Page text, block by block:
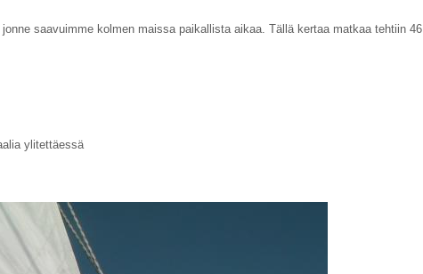
saavuimme kolmen maissa paikallista aikaa. Tällä kertaa matkaa tehtiin 46
ylitettäessä